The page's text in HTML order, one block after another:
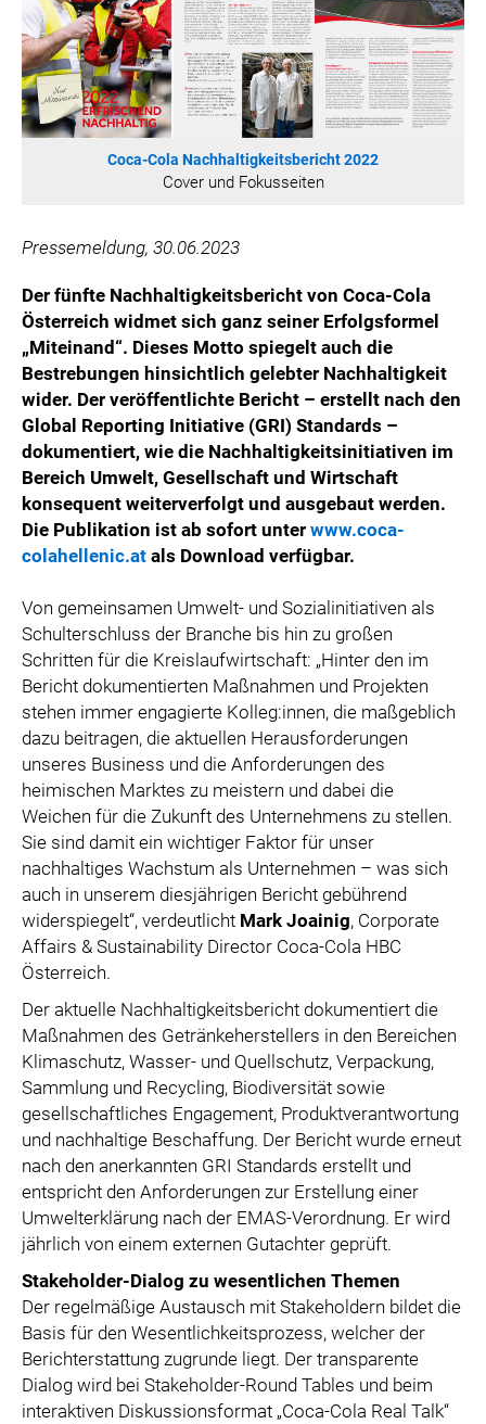
Caffè Vergnano
Naked Malt
Finlandia
RÖMERQUELLE
ÖSTERREICHISCHE SPORTHILFE
SPORTS MEDIA AUSTRIA
RECYCLEMICH-INITIATIVE
ALFIES
HANNERSBERG
WILHELM-EXNER-MEDAILLEN STIFTUNG
ADMIRAL SPORTWETTEN
EWP RECYCLING PFAND ÖSTERREICH
ANNEMARIE CHARITY
IMPERIAL MARKETS
SPECIAL OLYMPICS ÖSTERREICH
MEDIA
LOGOS
COCA COLA
PRESSEKONTAKT
Coca-Cola Nachhaltigkeitsbericht 2022
Cover und Fokusseiten
Pressemeldung, 30.06.2023
Der fünfte Nachhaltigkeitsbericht von Coca-Cola
Österreich widmet sich ganz seiner Erfolgsformel
„Miteinand“. Dieses Motto spiegelt auch die
Bestrebungen hinsichtlich gelebter Nachhaltigkeit
wider. Der veröffentlichte Bericht – erstellt nach den
Global Reporting Initiative (GRI) Standards –
dokumentiert, wie die Nachhaltigkeitsinitiativen im
Bereich Umwelt, Gesellschaft und Wirtschaft
konsequent weiterverfolgt und ausgebaut werden.
Die Publikation ist ab sofort unter www.coca-
colahellenic.at als Download verfügbar.
Von gemeinsamen Umwelt- und Sozialinitiativen als
Schulterschluss der Branche bis hin zu großen
Schritten für die Kreislaufwirtschaft: „Hinter den im
Bericht dokumentierten Maßnahmen und Projekten
stehen immer engagierte Kolleg:innen, die maßgeblich
dazu beitragen, die aktuellen Herausforderungen
unseres Business und die Anforderungen des
heimischen Marktes zu meistern und dabei die
Weichen für die Zukunft des Unternehmens zu stellen.
Sie sind damit ein wichtiger Faktor für unser
nachhaltiges Wachstum als Unternehmen – was sich
auch in unserem diesjährigen Bericht gebührend
widerspiegelt“, verdeutlicht Mark Joainig, Corporate
Affairs & Sustainability Director Coca-Cola HBC
Österreich.
Der aktuelle Nachhaltigkeitsbericht dokumentiert die
Maßnahmen des Getränkeherstellers in den Bereichen
Klimaschutz, Wasser- und Quellschutz, Verpackung,
Sammlung und Recycling, Biodiversität sowie
gesellschaftliches Engagement, Produktverantwortung
und nachhaltige Beschaffung. Der Bericht wurde erneut
nach den anerkannten GRI Standards erstellt und
entspricht den Anforderungen zur Erstellung einer
Umwelterklärung nach der EMAS-Verordnung. Er wird
jährlich von einem externen Gutachter geprüft.
Stakeholder-Dialog zu wesentlichen Themen
Der regelmäßige Austausch mit Stakeholdern bildet die
Basis für den Wesentlichkeitsprozess, welcher der
Berichterstattung zugrunde liegt. Der transparente
Dialog wird bei Stakeholder-Round Tables und beim
interaktiven Diskussionsformat „Coca-Cola Real Talk“